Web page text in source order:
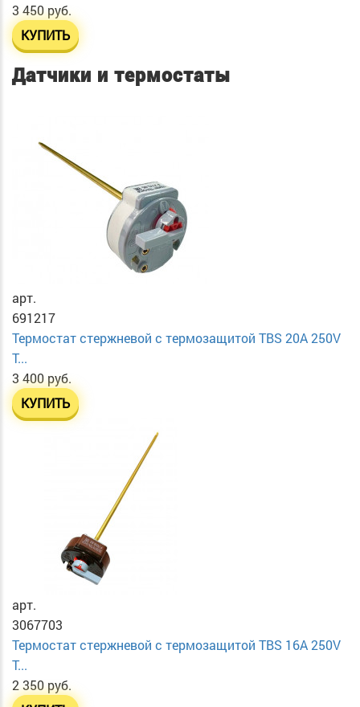
3 450 руб.
КУПИТЬ
Датчики и термостаты
арт.
691217
Термостат стержневой с термозащитой TBS 20A 250V
T...
3 400 руб.
КУПИТЬ
арт.
3067703
Термостат стержневой с термозащитой TBS 16A 250V
T...
2 350 руб.